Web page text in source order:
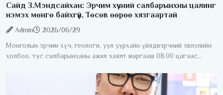
Сайд З.Мэндсайхан: Эрчим хүчний салбарынхны цалинг
нэмэх мөнгө байхгүй, Төсөв өөрөө хязгаартай
Admin
2026/06/29
Монголын эрчим хүч, геологи, уул уурхайн үйлдвэрчний эвлэлийн
холбоо, тус салбарынханы ажил хаялт маргааш 08.00 цагаас